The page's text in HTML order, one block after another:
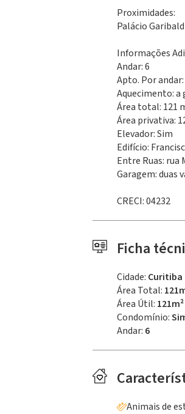
Proximidades:
Palácio
Informações
Andar: 6
Apto. Por
Aquecimento: a
Área total: 121
Área privativa:
Elevador: Sim
Edifício:
Entre Ruas: rua
Garagem: duas
CRECI: 04232
Ficha
Cidade: Curitiba
Área Total:
Área Útil: 121m²
Condomínio:
Andar: 6
Animais de